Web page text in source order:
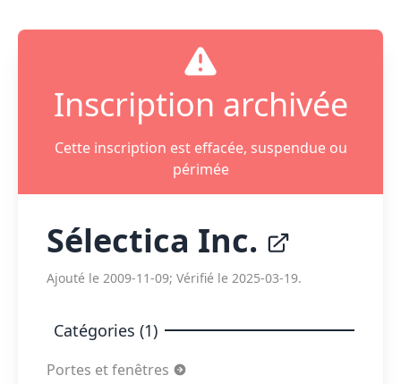
Inscription archivée
Cette inscription est effacée, suspendue ou
périmée
Sélectica Inc.
Ajouté le 2009-11-09; Vérifié le 2025-03-19.
Catégories (1)
Portes et fenêtres